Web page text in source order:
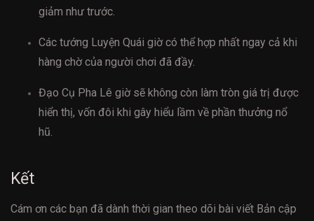
giảm như trước.
Các tướng Luyện Quái giờ có thể hợp nhất ngay cả khi
hàng chờ của người chơi đã đầy.
Đạo Cụ Pha Lê giờ sẽ không còn làm tròn giá trị được
hiển thị, vốn đôi khi gây hiểu lầm về phần thưởng nổ
hũ.
Kết
Cám ơn các bạn đã dành thời gian theo dõi bài viết Bản cập